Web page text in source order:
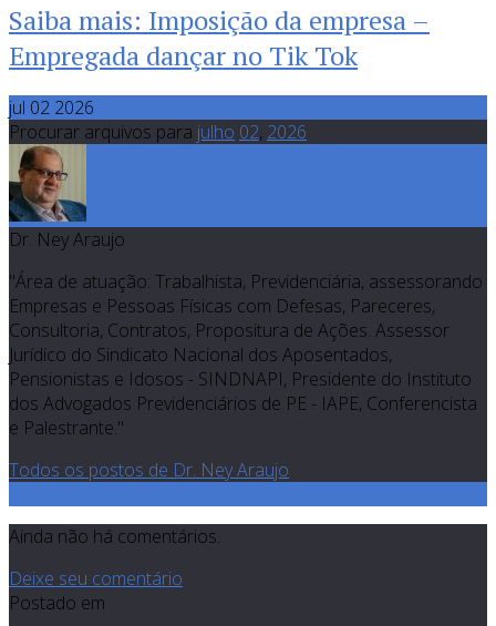
Saiba mais: Imposição da empresa –
Empregada dançar no Tik Tok
jul 02 2026
Procurar arquivos para julho 02, 2026
Dr. Ney Araujo
"Área de atuação: Trabalhista, Previdenciária, assessorando
Empresas e Pessoas Físicas com Defesas, Pareceres,
Consultoria, Contratos, Propositura de Ações. Assessor
Jurídico do Sindicato Nacional dos Aposentados,
Pensionistas e Idosos - SINDNAPI, Presidente do Instituto
dos Advogados Previdenciários de PE - IAPE, Conferencista
e Palestrante."
Todos os postos de Dr. Ney Araujo
Ainda não há comentários.
Deixe seu comentário
Postado em